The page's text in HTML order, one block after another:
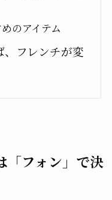
のアイテム
、フレンチが変
「フォン」で決